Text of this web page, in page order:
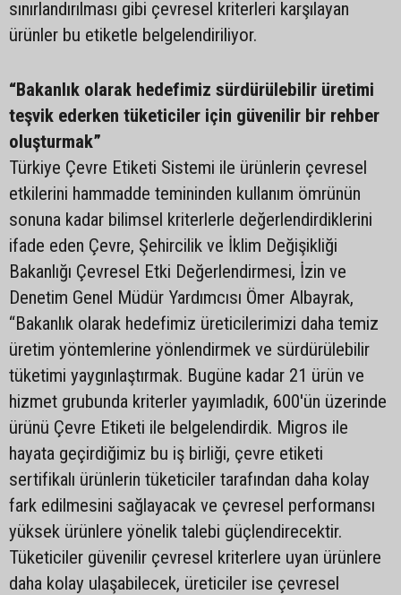
sınırlandırılması gibi çevresel kriterleri karşılayan
ürünler bu etiketle belgelendiriliyor.
“Bakanlık olarak hedefimiz sürdürülebilir üretimi
teşvik ederken tüketiciler için güvenilir bir rehber
oluşturmak”
Türkiye Çevre Etiketi Sistemi ile ürünlerin çevresel
etkilerini hammadde temininden kullanım ömrünün
sonuna kadar bilimsel kriterlerle değerlendirdiklerini
ifade eden Çevre, Şehircilik ve İklim Değişikliği
Bakanlığı Çevresel Etki Değerlendirmesi, İzin ve
Denetim Genel Müdür Yardımcısı Ömer Albayrak,
“Bakanlık olarak hedefimiz üreticilerimizi daha temiz
üretim yöntemlerine yönlendirmek ve sürdürülebilir
tüketimi yaygınlaştırmak. Bugüne kadar 21 ürün ve
hizmet grubunda kriterler yayımladık, 600'ün üzerinde
ürünü Çevre Etiketi ile belgelendirdik. Migros ile
hayata geçirdiğimiz bu iş birliği, çevre etiketi
sertifikalı ürünlerin tüketiciler tarafından daha kolay
fark edilmesini sağlayacak ve çevresel performansı
yüksek ürünlere yönelik talebi güçlendirecektir.
Tüketiciler güvenilir çevresel kriterlere uyan ürünlere
daha kolay ulaşabilecek, üreticiler ise çevresel